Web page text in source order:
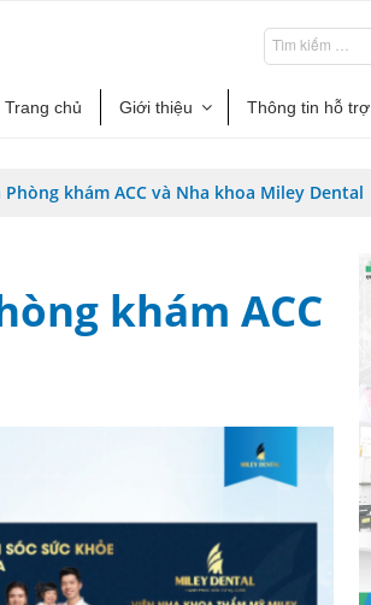
Trang chủ Giới thiệu Thông tin hỗ trợ
khám ACC và Nha khoa Miley Dental
khám ACC